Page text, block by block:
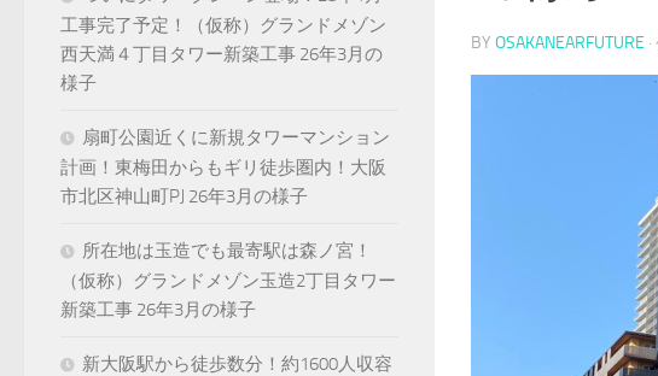
BY OSAKANEARFUTURE
工事完了予定！（仮称）グランドメゾン
西天満４丁目タワー新築工事 26年3月の
様子
扇町公園近くに新規タワーマンション
計画！東梅田からもギリ徒歩圏内！大阪
市北区神山町PJ 26年3月の様子
所在地は玉造でも最寄駅は森ノ宮！
（仮称）グランドメゾン玉造2丁目タワー
新築工事 26年3月の様子
新大阪駅から徒歩数分！約1600人収容